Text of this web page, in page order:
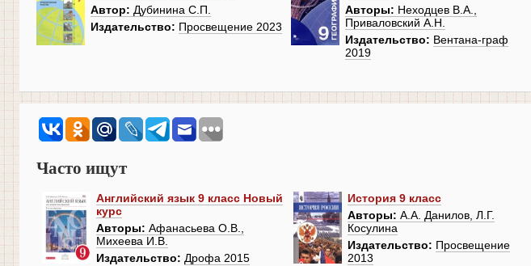
Автор: Дубинина С.П.
Издательство: Просвещение 2023
Авторы: Неходцев В.А.,
Приваловский А.Н.
Издательство: Вентана-граф
2019
Часто ищут
Английский язык 9 класс Новый
курс
Авторы: Афанасьева О.В.,
Михеева И.В.
Издательство: Дрофа 2015
История 9 класс
Авторы: А.А. Данилов, Л.Г.
Косулина
Издательство: Просвещение
2013